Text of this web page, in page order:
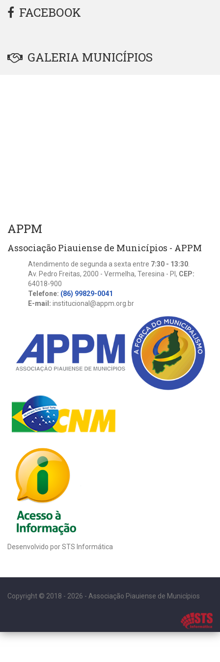
FACEBOOK
GALERIA MUNICÍPIOS
APPM
Associação Piauiense de Municípios - APPM
Atendimento de segunda a sexta entre 7:30 - 13:30
Av. Pedro Freitas, 2000 - Vermelha, Teresina - PI, CEP:
64018-900
Telefone: (86) 99829-0041
E-mail: institucional@appm.org.br
Desenvolvido por STS Informática
Copyright © 2018 - 2026 - Associação Piauiense de Municípios